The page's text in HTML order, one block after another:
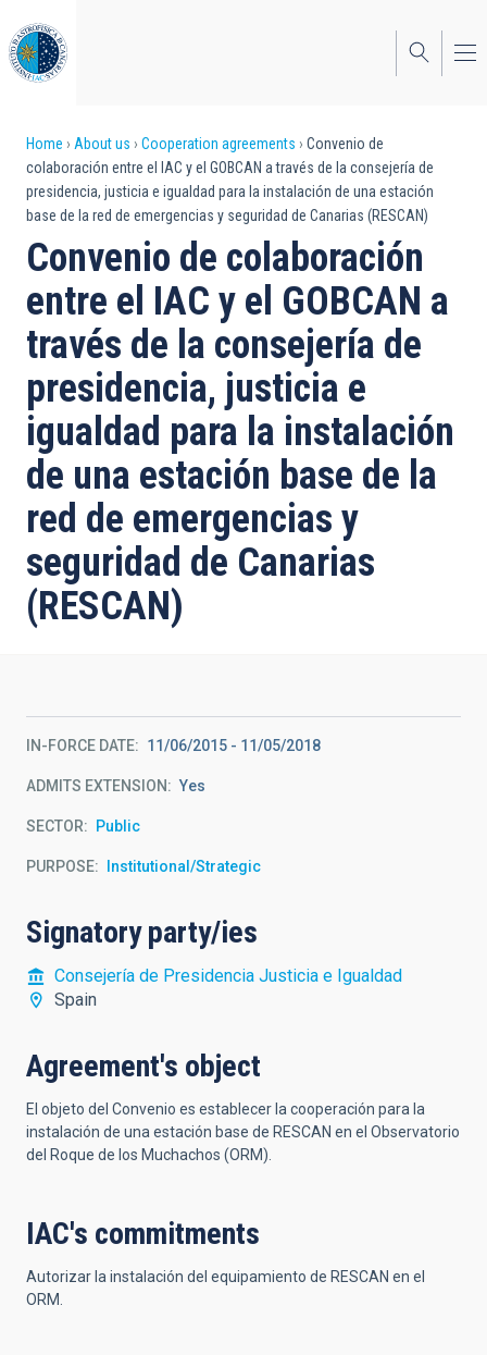
to
main
content
Breadcrumb
Home About us Cooperation agreements
Convenio de
colaboración entre el IAC y el GOBCAN a través de la consejería de
presidencia, justicia e igualdad para la instalación de una estación
base de la red de emergencias y seguridad de Canarias (RESCAN)
Convenio de colaboración
entre el IAC y el GOBCAN a
través de la consejería de
presidencia, justicia e
igualdad para la instalación
de una estación base de la
red de emergencias y
seguridad de Canarias
(RESCAN)
IN-FORCE DATE 11/06/2015 - 11/05/2018
ADMITS EXTENSION Yes
SECTOR Public
PURPOSE Institutional/Strategic
Signatory party/ies
Consejería de Presidencia Justicia e Igualdad
Spain
Agreement's object
El objeto del Convenio es establecer la cooperación para la
instalación de una estación base de RESCAN en el Observatorio
del Roque de los Muchachos (ORM).
IAC's commitments
Autorizar la instalación del equipamiento de RESCAN en el
ORM.